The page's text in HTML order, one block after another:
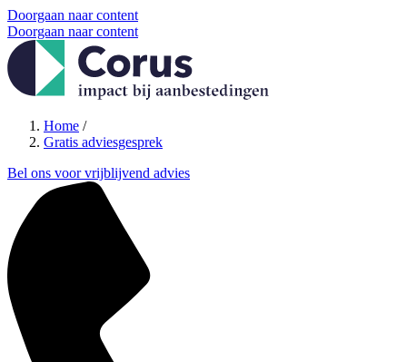
Doorgaan naar content
Doorgaan naar content
Home /
Gratis adviesgesprek
Bel ons voor vrijblijvend advies